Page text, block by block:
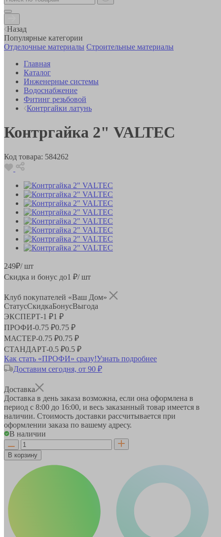
Назад
Популярные категории
Отделочные материалы Строительные материалы
Главная
Каталог
Инженерные системы
Водоснабжение
Фитинг резьбовой
Контргайки латунь
Контргайка 2" VALTEC
Код товара: 584262
249₽/ шт
Скидка и бонус до1 ₽/ шт
Клуб покупателей «Ваш Дом»
СтатусСкидкаБонусВыгода
ЭКСПЕРТ-1 ₽1 ₽
ПРОФИ-0.75 ₽0.75 ₽
МАСТЕР-0.75 ₽0.75 ₽
СТАНДАРТ-0.5 ₽0.5 ₽
Как стать «ПРОФИ» сразу!Узнать подробнее
Доставим сегодня, от 90 ₽
Доставка
Доставка в день заказа возможна, если она оформлена в
период с 8:00 до 16:00, и весь заказанный товар имеется в
наличии. Стоимость доставки рассчитывается при
оформлении заказа по вашему адресу.
В наличии
В корзину